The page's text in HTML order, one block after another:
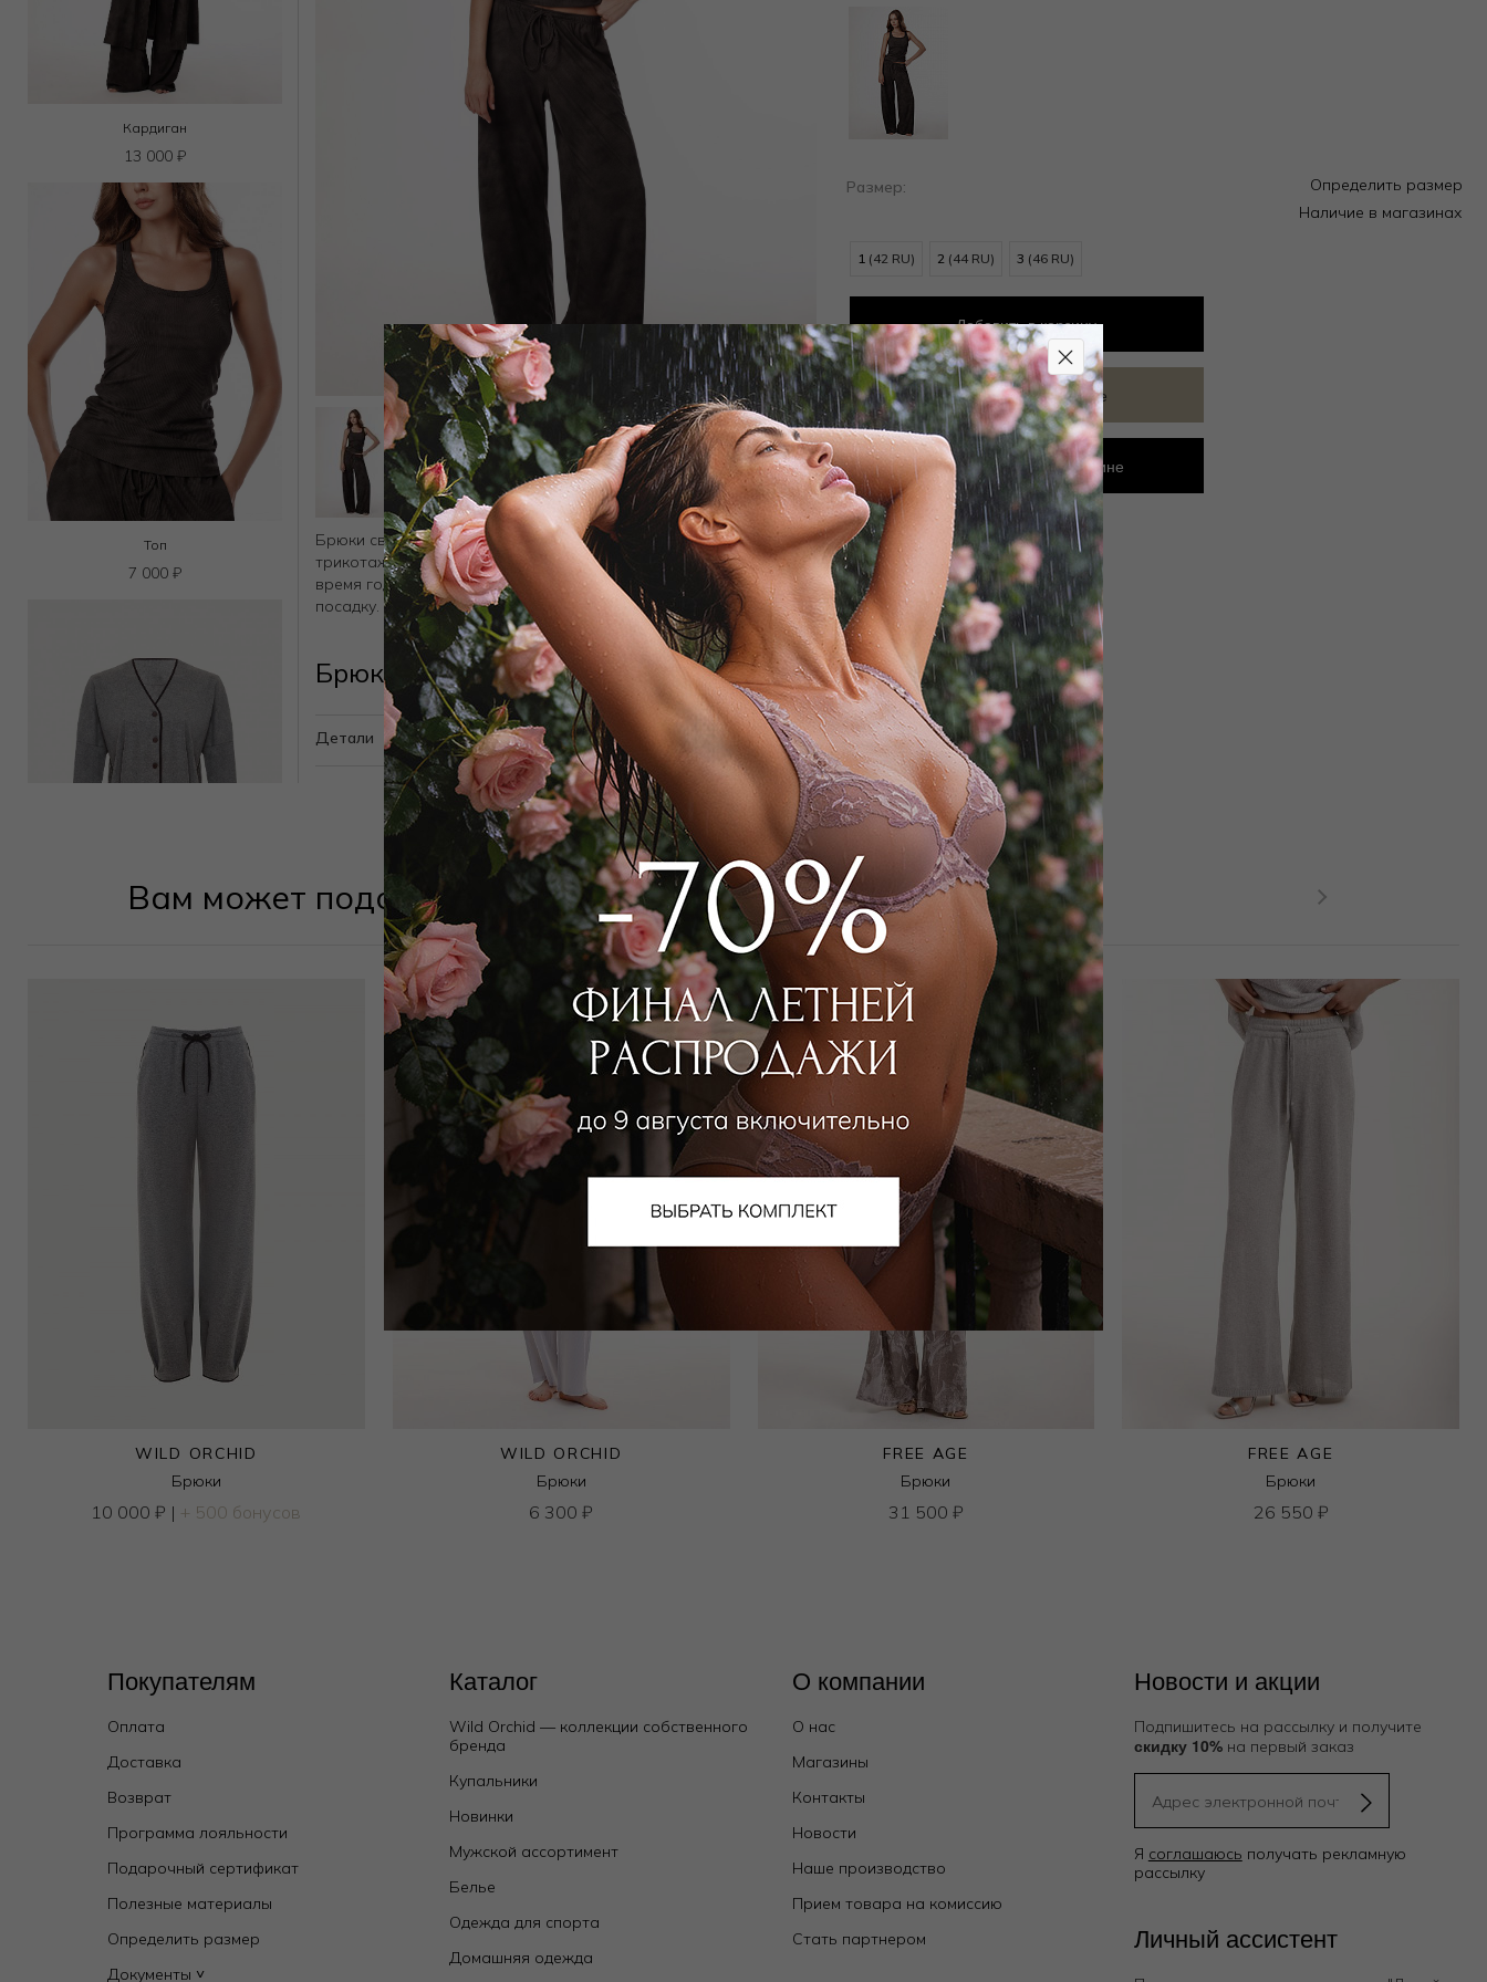
Кардиган
13 000 ₽
Топ
7 000 ₽
Футболка
Лонгслив
9 500₽ 4 950₽
Брюки свободного кроя с карманами из легкого, струящегося
трикотажа в рубчик, обеспечивают легкость и комфорт в любое
время года. Узкий пояс на завязках обеспечивает комфортную
посадку.
Брюки 3096F5005 Серый
Детали
Размер:
Определить размер
Наличие в магазинах
1 (42 RU) 2 (44 RU) 3 (46 RU)
Добавитьв корзину
Добавить в избранное
Забронировать в магазине
Вам может подойти
WILD ORCHID
Брюки
10 000₽ | + 500 бонусов
WILD ORCHID
Брюки
6 300₽
FREE AGE
Брюки
31 500 ₽
FREE AGE
Брюки
26 550 ₽
Покупателям
Оплата
Доставка
Возврат
Программа лояльности
Подарочный сертификат
Полезные материалы
Определить размер
Документы ˅
Каталог
Wild Orchid — коллекции собственного
бренда
Купальники
Новинки
Мужской ассортимент
Белье
Одежда для спорта
Домашняя одежда
О компании
О нас
Магазины
Контакты
Новости
Наше производство
Прием товара на комиссию
Стать партнером
Новости и акции
Подпишитесь на рассылку и получите
скидку 10%на первый заказ
Я соглашаюсь получать рекламную
рассылку
Личный ассистент